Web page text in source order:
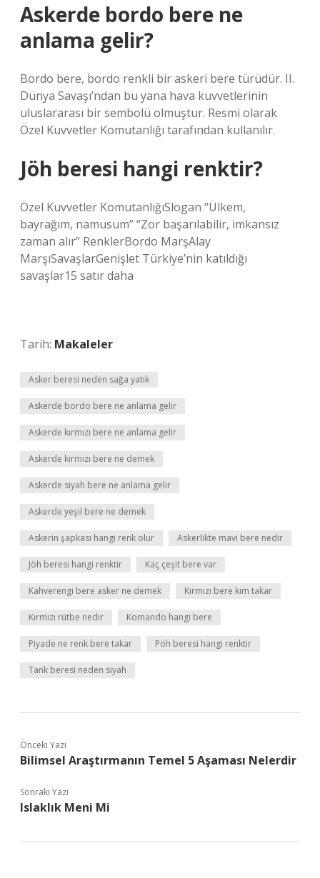
Askerde bordo bere ne
anlama gelir?
Bordo bere, bordo renkli bir askeri bere türüdür. II.
Dünya Savaşı’ndan bu yana hava kuvvetlerinin
uluslararası bir sembolü olmuştur. Resmi olarak
Özel Kuvvetler Komutanlığı tarafından kullanılır.
Jöh beresi hangi renktir?
Özel Kuvvetler KomutanlığıSlogan “Ülkem,
bayrağım, namusum” “Zor başarılabilir, imkansız
zaman alır” RenklerBordo MarşAlay
MarşıSavaşlarGenişlet Türkiye’nin katıldığı
savaşlar15 satır daha
Tarih: Makaleler
Asker beresi neden sağa yatık
Askerde bordo bere ne anlama gelir
Askerde kırmızı bere ne anlama gelir
Askerde kırmızı bere ne demek
Askerde siyah bere ne anlama gelir
Askerde yeşil bere ne demek
Askerin şapkası hangi renk olur Askerlikte mavi bere nedir
Jöh beresi hangi renktir Kaç çeşit bere var
Kahverengi bere asker ne demek Kırmızı bere kim takar
Kırmızı rütbe nedir Komando hangi bere
Piyade ne renk bere takar Pöh beresi hangi renktir
Tank beresi neden siyah
Önceki Yazı
Bilimsel Araştırmanın Temel 5 Aşaması Nelerdir
Sonraki Yazı
Islaklık Meni Mi